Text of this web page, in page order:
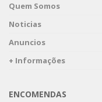
Quem Somos
Noticias
Anuncios
+ Informações
ENCOMENDAS